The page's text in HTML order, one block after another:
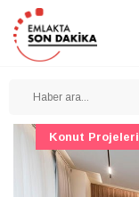
Konut Projeleri